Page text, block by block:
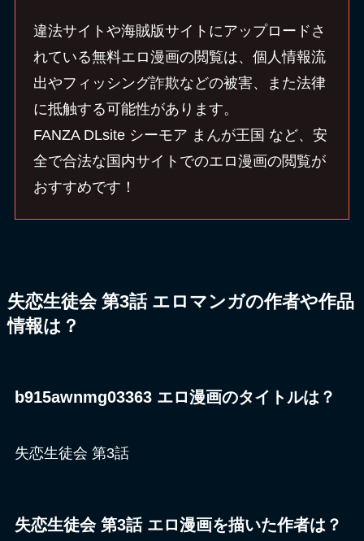
違法サイトや海賊版サイトにアップロードさ
れている無料エロ漫画の閲覧は、個人情報流
出やフィッシング詐欺などの被害、また法律
に抵触する可能性があります。
FANZA DLsite シーモア まんが王国 など、安
全で合法な国内サイトでのエロ漫画の閲覧が
おすすめです！
失恋生徒会 第3話 エロマンガの作者や作品
情報は？
b915awnmg03363 エロ漫画のタイトルは？
失恋生徒会 第3話
失恋生徒会 第3話 エロ漫画を描いた作者は？